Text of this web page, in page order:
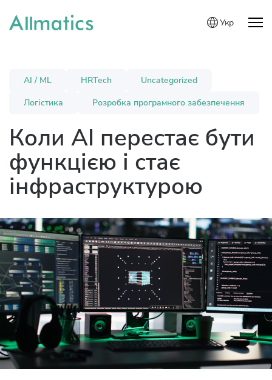
Укр
AI / ML HRTech
Uncategorized
Логістика
Розробка програмного забезпечення
Коли AI перестає бути
функцією і стає
інфраструктурою